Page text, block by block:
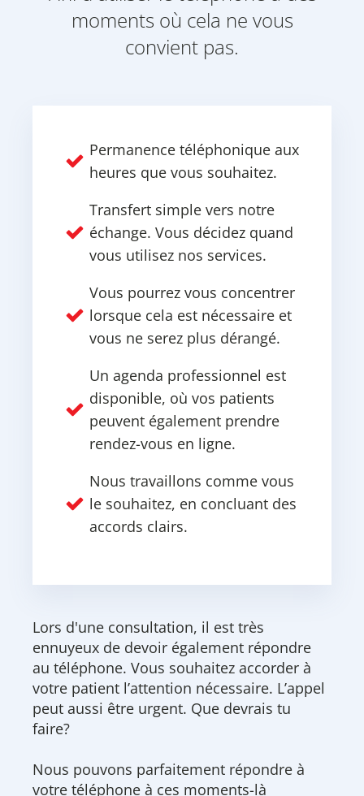
moments où cela ne vous
convient pas.
Permanence téléphonique aux
heures que vous souhaitez.
Transfert simple vers notre
échange. Vous décidez quand
vous utilisez nos services.
Vous pourrez vous concentrer
lorsque cela est nécessaire et
vous ne serez plus dérangé.
Un agenda professionnel est
disponible, où vos patients
peuvent également prendre
rendez-vous en ligne.
Nous travaillons comme vous
le souhaitez, en concluant des
accords clairs.
Lors d'une consultation, il est très
ennuyeux de devoir également répondre
au téléphone. Vous souhaitez accorder à
votre patient l’attention nécessaire. L’appel
peut aussi être urgent. Que devrais tu
faire?
Nous pouvons parfaitement répondre à
votre téléphone à ces moments-là